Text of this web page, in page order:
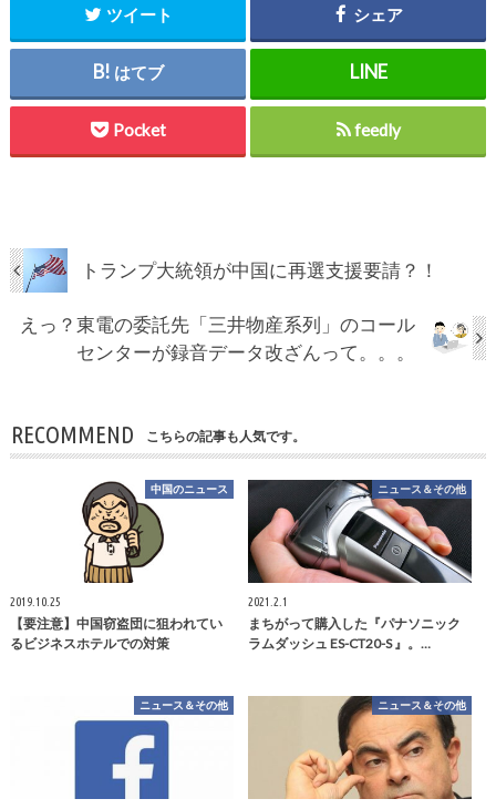
ツイート シェア
はてブ
Pocket feedly
トランプ大統領が中国に再選支援要請？！
えっ？東電の委託先「三井物産系列」のコール
センターが録音データ改ざんって。。。
RECOMMEND こちらの記事も人気です。
中国のニュース
2019.10.25
【要注意】中国窃盗団に狙われてい
るビジネスホテルでの対策
ニュース＆その他
2021.2.1
まちがって購入した『パナソニック
ラムダッシュ ES-CT20-S 』。…
ニュース＆その他 ニュース＆その他